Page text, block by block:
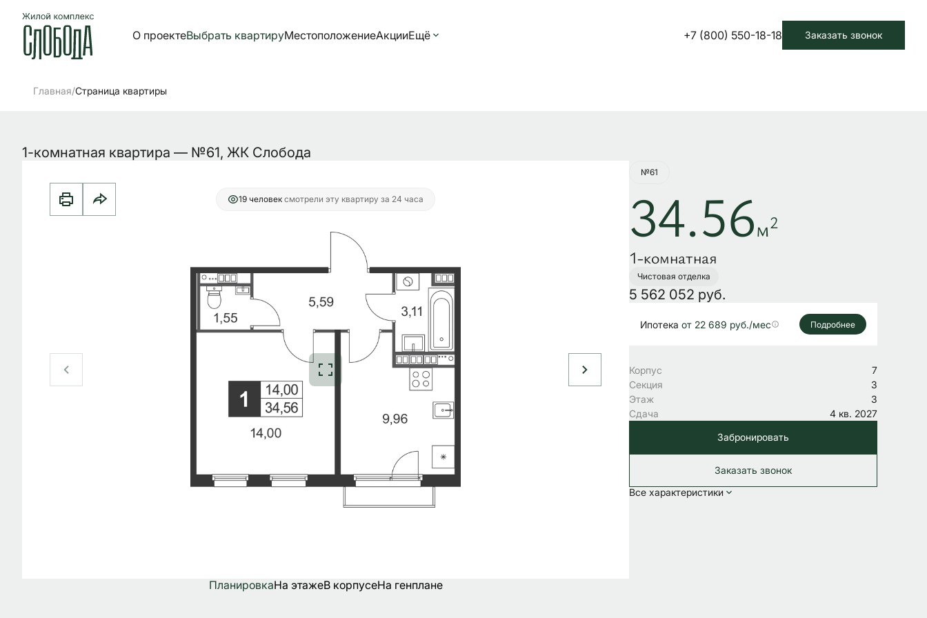
О проектеВыбрать квартируМестоположениеАкцииЕщё +7 (800) 550-18-18 Заказать звонок
Главная/Страница квартиры
1-комнатная34.56 м
1-комнатная квартира — №61, ЖК Слобода
19 человек смотрели эту квартиру за 24 часа
ПланировкаНа этажеВ корпусеНа генплане
№61
34.56м2
1-комнатная
Чистовая отделка
5 562 052 руб.
Ипотека от 22 689 руб./мес Подробнее
Корпус
7
Секция
3
Этаж
3
Сдача
4 кв. 2027
Забронировать
Заказать звонок
Все характеристики